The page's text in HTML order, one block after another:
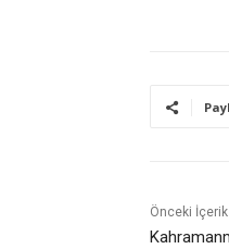
Önceki İçerik